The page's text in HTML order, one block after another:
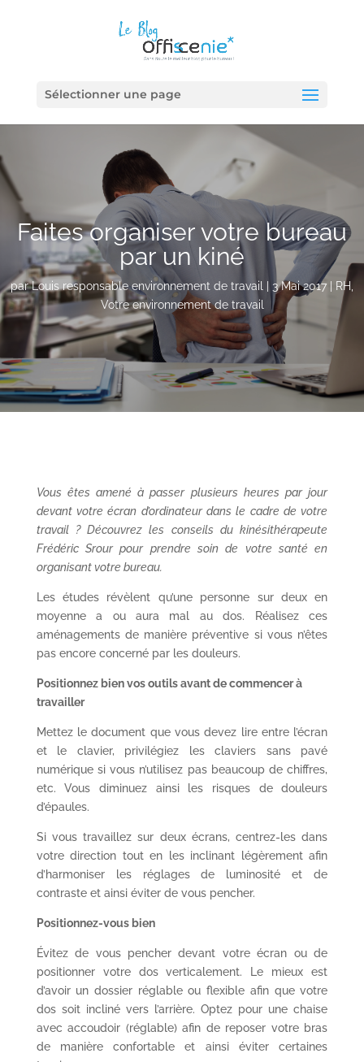
Sélectionner une page
Faites organiser votre bureau
par un kiné
parLouis responsable environnement de travail 3 Mai 2017 RH
Votre environnement de travail
Vous êtes amené à passer plusieurs heures par jour
devant votre écran d’ordinateur dans le cadre de votre
travail ? Découvrez les conseils du kinésithérapeute
FrédéricSrourpour prendre soin de votre santé en
organisant votre bureau.
Les études révèlent qu’une personne sur deux en
moyenne a ou aura mal au dos. Réalisez ces
aménagements de manière préventive si vous n’êtes
pas encore concerné par les douleurs.
Positionnez bien vos outils avant de commencer à
travailler
Mettez le document que vous devez lire entre l’écran
et le clavier, privilégiez les claviers sans pavé
numérique si vous n’utilisez pas beaucoup de chiffres,
etc. Vous diminuez ainsi les risques de douleurs
d’épaules.
Si vous travaillez sur deux écrans, centrez-les dans
votre direction tout en les inclinant légèrement afin
d’harmoniser les réglages de luminosité et de
contraste et ainsi éviter de vous pencher.
Positionnez-vous bien
Évitez de vous pencher devant votre écran ou de
positionner votre dos verticalement. Le mieux est
d’avoir un dossier réglable ou flexible afin que votre
dos soit incliné vers l’arrière. Optez pour une chaise
avec accoudoir (réglable) afin de reposer votre bras
de manière confortable et ainsi éviter certaines